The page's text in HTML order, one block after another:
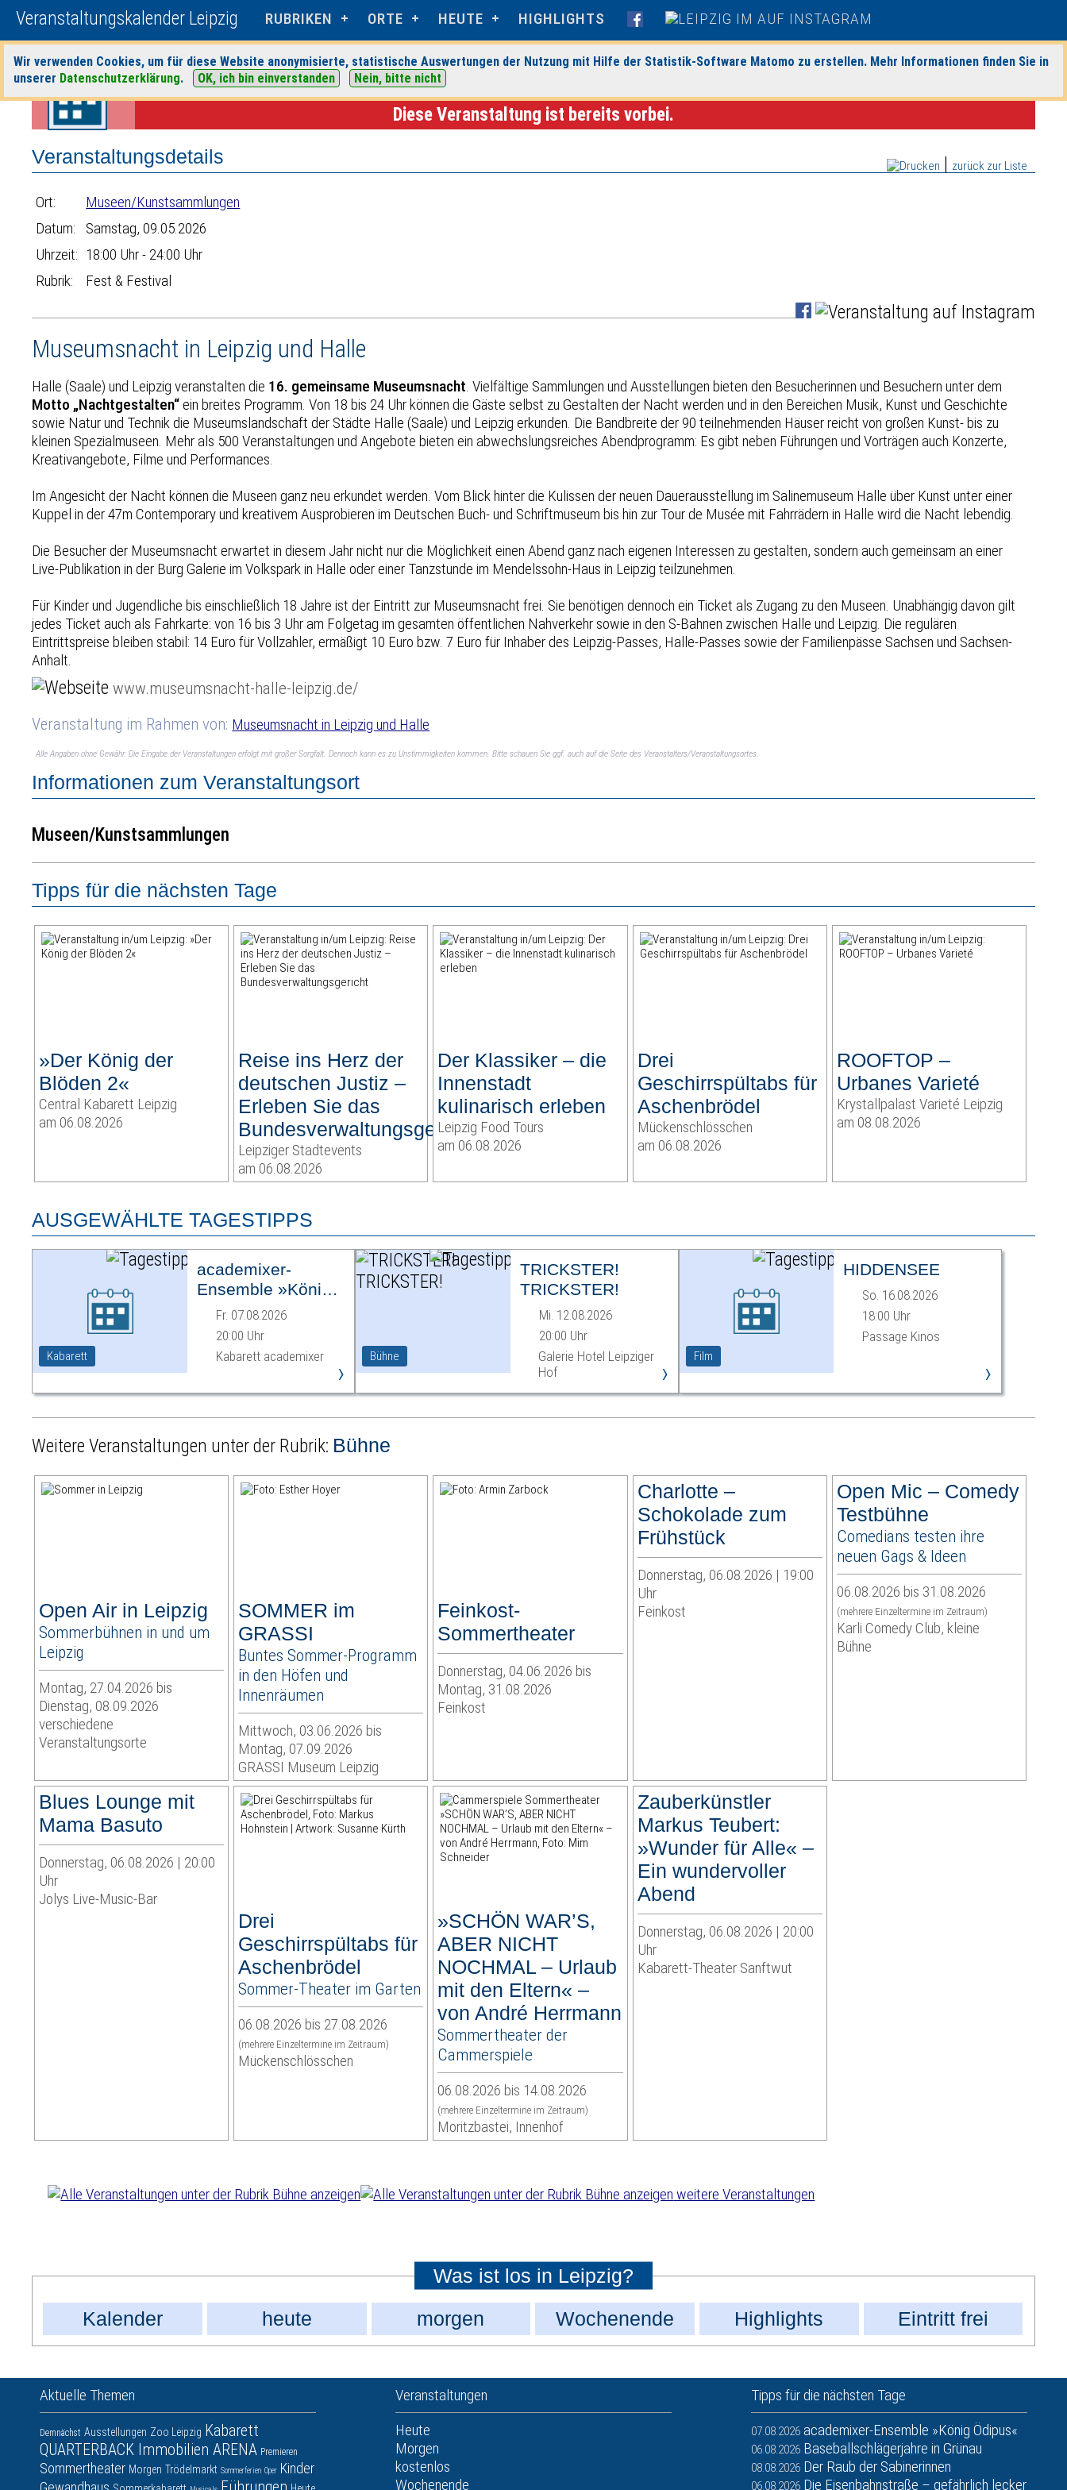
Veranstaltungskalender Leipzig RUBRIKEN ORTE HEUTE HIGHLIGHTS
Wir verwenden Cookies, um für diese Website anonymisierte, statistische Auswertungen der Nutzung mit Hilfe der Statistik-Software Matomo zu erstellen. Mehr Informationen finden Sie in
unserer Datenschutzerklärung. OK, ich bin einverstanden Nein, bitte nicht
Startseite>Veranstaltungen>Suche> Fest & Festival>Museen/Kunstsammlungen> Veranstaltungsdetails
Diese Veranstaltung ist bereits vorbei.
zurück zur Liste
Veranstaltungsdetails
Ort:
Museen/Kunstsammlungen
Datum:
Samstag, 09.05.2026
Uhrzeit: 18:00 Uhr - 24:00 Uhr
Rubrik:
Fest & Festival
Museumsnacht in Leipzig und Halle
Halle (Saale) und Leipzig veranstalten die 16. gemeinsame Museumsnacht . Vielfältige Sammlungen und Ausstellungen bieten den Besucherinnen und Besuchern unter dem
Motto „Nachtgestalten“ein breites Programm. Von 18 bis 24 Uhr können die Gäste selbst zu Gestalten der Nacht werden und in den Bereichen Musik, Kunst und Geschichte
sowie Natur und Technik die Museumslandschaft der Städte Halle (Saale) und Leipzig erkunden. Die Bandbreite der 90 teilnehmenden Häuser reicht von großen Kunst- bis zu
kleinen Spezialmuseen. Mehr als 500 Veranstaltungen und Angebote bieten ein abwechslungsreiches Abendprogramm: Es gibt neben Führungen und Vorträgen auch Konzerte,
Kreativangebote, Filme und Performances.
Im Angesicht der Nacht können die Museen ganz neu erkundet werden. Vom Blick hinter die Kulissen der neuen Dauerausstellung im Salinemuseum Halle über Kunst unter einer
Kuppel in der 47m Contemporary und kreativem Ausprobieren im Deutschen Buch- und Schriftmuseum bis hin zur Tour de Musée mit Fahrrädern in Halle wird die Nacht lebendig.
Die Besucher der Museumsnacht erwartet in diesem Jahr nicht nur die Möglichkeit einen Abend ganz nach eigenen Interessen zu gestalten, sondern auch gemeinsam an einer
Live-Publikation in der Burg Galerie im Volkspark in Halle oder einer Tanzstunde im Mendelssohn-Haus in Leipzig teilzunehmen.
Für Kinder und Jugendliche bis einschließlich 18 Jahre ist der Eintritt zur Museumsnacht frei. Sie benötigen dennoch ein Ticket als Zugang zu den Museen. Unabhängig davon gilt
jedes Ticket auch als Fahrkarte: von 16 bis 3 Uhr am Folgetag im gesamten öffentlichen Nahverkehr sowie in den S-Bahnen zwischen Halle und Leipzig. Die regulären
Eintrittspreise bleiben stabil: 14 Euro für Vollzahler, ermäßigt 10 Euro bzw. 7 Euro für Inhaber des Leipzig-Passes, Halle-Passes sowie der Familienpässe Sachsen und Sachsen-
Anhalt.
www.museumsnacht-halle-leipzig.de/
Veranstaltung im Rahmen von: Museumsnacht in Leipzig und Halle
Alle Angaben ohne Gewähr. Die Eingabe der Veranstaltungen erfolgt mit großer Sorgfalt. Dennoch kann es zu Unstimmigkeiten kommen. Bitte schauen Sie ggf. auch auf die Seite des Veranstalters/Veranstaltungsortes.
Informationen zum Veranstaltungsort
Museen/Kunstsammlungen
Tipps für die nächsten Tage
»Der König der
Blöden 2«
Central Kabarett Leipzig
am 06.08.2026
Reise ins Herz der
deutschen Justiz –
Erleben Sie das
Bundesverwaltungsgericht
Leipziger Stadtevents
am 06.08.2026
Der Klassiker – die
Innenstadt
kulinarisch erleben
Leipzig Food Tours
am 06.08.2026
Drei
Geschirrspültabs für
Aschenbrödel
Mückenschlösschen
am 06.08.2026
ROOFTOP –
Urbanes Varieté
Krystallpalast Varieté Leipzig
am 08.08.2026
AUSGEWÄHLTE TAGESTIPPS
Kabarett
academixer-
Ensemble »König
Ödipus«
Fr. 07.08.2026
20:00 Uhr
Kabarett academixer
›
Bühne
TRICKSTER!
TRICKSTER!
Mi. 12.08.2026
20:00 Uhr
Galerie Hotel Leipziger
Hof
›
Film
HIDDENSEE
So. 16.08.2026
18:00 Uhr
Passage Kinos
›
Weitere Veranstaltungen unter der Rubrik: Bühne
Open Air in Leipzig
Sommerbühnen in und um
Leipzig
Montag, 27.04.2026 bis
Dienstag, 08.09.2026
verschiedene
Veranstaltungsorte
SOMMER im
GRASSI
Buntes Sommer-Programm
in den Höfen und
Innenräumen
Mittwoch, 03.06.2026 bis
Montag, 07.09.2026
GRASSI Museum Leipzig
Feinkost-
Sommertheater
Donnerstag, 04.06.2026 bis
Montag, 31.08.2026
Feinkost
Charlotte –
Schokolade zum
Frühstück
Donnerstag, 06.08.2026 | 19:00
Uhr
Feinkost
Open Mic – Comedy
Testbühne
Comedians testen ihre
neuen Gags & Ideen
06.08.2026 bis 31.08.2026
(mehrere Einzeltermine im Zeitraum)
Karli Comedy Club, kleine
Bühne
Blues Lounge mit
Mama Basuto
Donnerstag, 06.08.2026 | 20:00
Uhr
Jolys Live-Music-Bar
Drei
Geschirrspültabs für
Aschenbrödel
Sommer-Theater im Garten
06.08.2026 bis 27.08.2026
(mehrere Einzeltermine im Zeitraum)
Mückenschlösschen
»SCHÖN WAR’S,
ABER NICHT
NOCHMAL – Urlaub
mit den Eltern« –
von André Herrmann
Sommertheater der
Cammerspiele
06.08.2026 bis 14.08.2026
(mehrere Einzeltermine im Zeitraum)
Moritzbastei, Innenhof
Zauberkünstler
Markus Teubert:
»Wunder für Alle« –
Ein wundervoller
Abend
Donnerstag, 06.08.2026 | 20:00
Uhr
Kabarett-Theater Sanftwut
weitere Veranstaltungen
Was ist los in Leipzig?
Kalender
heute morgen Wochenende Highlights Eintritt frei
Aktuelle Themen
Demnächst Ausstellungen Zoo Leipzig Kabarett
QUARTERBACK Immobilien ARENA Premieren
Sommertheater Morgen Trödelmarkt Sommerferien Oper Kinder
Veranstaltungen
Heute
Morgen
kostenlos
Wochenende
Tipps für die nächsten Tage
07.08.2026 academixer-Ensemble »König Ödipus«
06.08.2026 Baseballschlägerjahre in Grünau
08.08.2026 Der Raub der Sabinerinnen
06.08.2026 Die Eisenbahnstraße – gefährlich lecker